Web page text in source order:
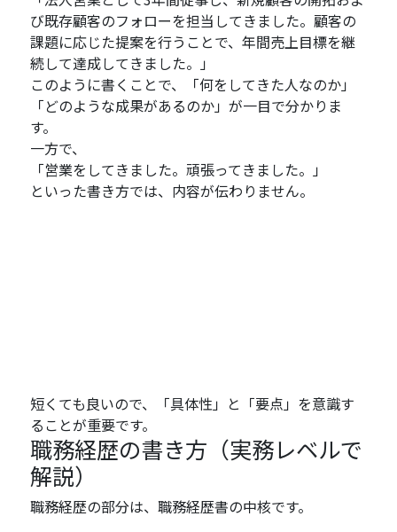
び既存顧客のフォローを担当してきました。顧客の
課題に応じた提案を行うことで、年間売上目標を継
続して達成してきました。」
このように書くことで、「何をしてきた人なのか」
「どのような成果があるのか」が一目で分かりま
す。
一方で、
「営業をしてきました。頑張ってきました。」
といった書き方では、内容が伝わりません。
短くても良いので、「具体性」と「要点」を意識す
ることが重要です。
職務経歴の書き方（実務レベルで
解説）
職務経歴の部分は、職務経歴書の中核です。